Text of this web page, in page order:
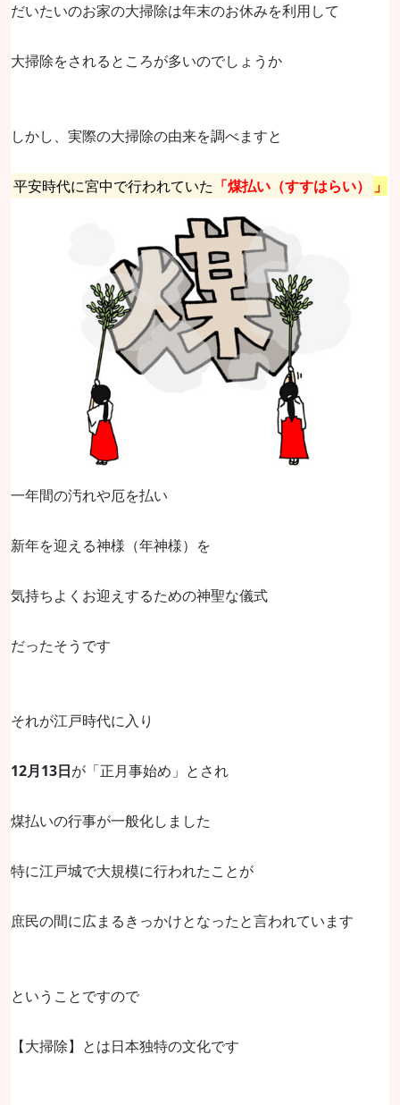
だいたいのお家の大掃除は年末のお休みを利用して
大掃除をされるところが多いのでしょうか
しかし、実際の大掃除の由来を調べますと
平安時代に宮中で行われていた 「煤払い（すすはらい） 」
一年間の汚れや厄を払い
新年を迎える神様（年神様）を
気持ちよくお迎えするための神聖な儀式
だったそうです
それが江戸時代に入り
12月13日が「正月事始め」とされ
煤払いの行事が一般化しました
特に江戸城で大規模に行われたことが
庶民の間に広まるきっかけとなったと言われています
ということですので
【大掃除】とは日本独特の文化です